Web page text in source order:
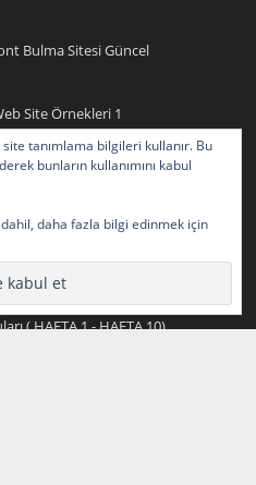
Bulma Sitesi Güncel
Site Örnekleri 1
Üzerindeki Yazıları Silme
Onay Emojisi ✅ ✓ ✔️ Tik
Geliştirme (Bilişim) Staj
( HAFTA 1 - HAFTA 10)
tanımlama bilgileri kullanır. Bu
bunların kullanımını kabul
daha fazla bilgi edinmek için